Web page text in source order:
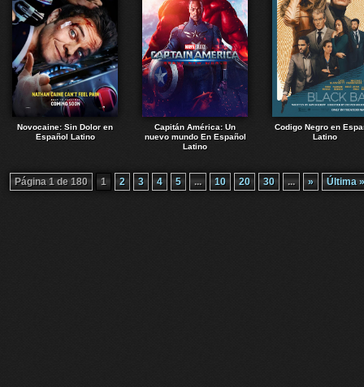
Novocaine: Sin Dolor en
Español Latino
Capitán América: Un
nuevo mundo En Español
Latino
Codigo Negro en
Latino
Página 1 de 180 1 2 3 4 5 ... 10 20 30 ... » Última »